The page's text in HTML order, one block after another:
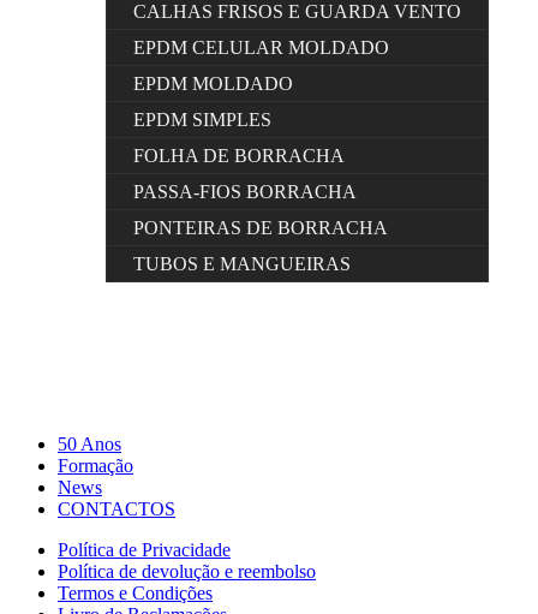
CALHAS FRISOS E GUARDA VENTO
EPDM CELULAR MOLDADO
EPDM MOLDADO
EPDM SIMPLES
FOLHA DE BORRACHA
PASSA-FIOS BORRACHA
PONTEIRAS DE BORRACHA
TUBOS E MANGUEIRAS
50 Anos
Formação
News
CONTACTOS
Política de Privacidade
Política de devolução e reembolso
Termos e Condições